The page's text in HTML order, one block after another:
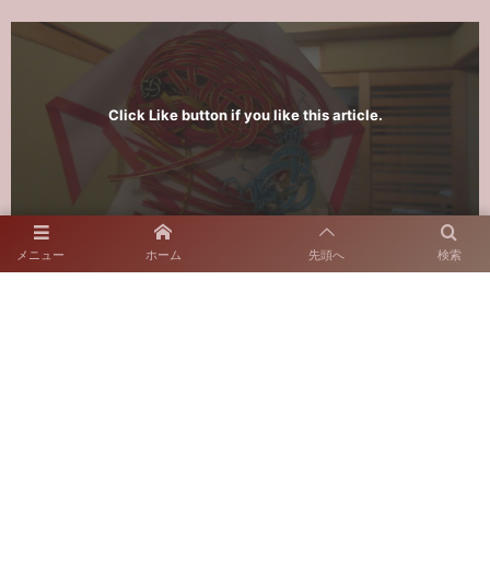
Click Like button if you like this article.
スタッフブログ
メニュー 検索
ホーム 先頭へ